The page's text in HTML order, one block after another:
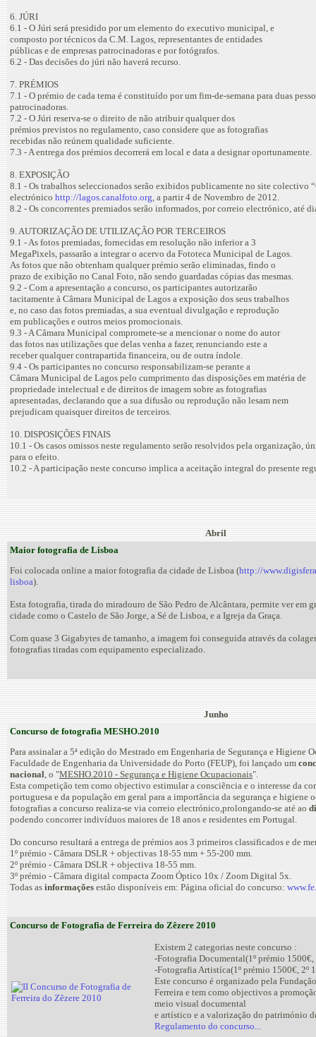
6. JÚRI
6.1 - O Júri será presidido por um elemento do executivo municipal, e
composto por técnicos da C.M. Lagos, representantes de entidades
públicas e de empresas patrocinadoras e por fotógrafos.
6.2 - Das decisões do júri não haverá recurso.
7. PRÉMIOS
7.1 - O prémio de cada tema é constituído por um fim-de-semana para duas
patrocinadoras.
7.2 - O Júri reserva-se o direito de não atribuir qualquer dos
prémios previstos no regulamento, caso considere que as fotografias
recebidas não reúnem qualidade suficiente.
7.3 - A entrega dos prémios decorrerá em local e data a designar oportunamente.
8. EXPOSIÇÃO
8.1 - Os trabalhos seleccionados serão exibidos publicamente no site colectivo
electrónico http://lagos.canalfoto.org, a partir 4 de Novembro de 2012.
8.2 - Os concorrentes premiados serão informados, por correio electrónico, até
9. AUTORIZAÇÃO DE UTILIZAÇÃO POR TERCEIROS
9.1 - As fotos premiadas, fornecidas em resolução não inferior a 3
MegaPixels, passarão a integrar o acervo da Fototeca Municipal de Lagos.
As fotos que não obtenham qualquer prémio serão eliminadas, findo o
prazo de exibição no Canal Foto, não sendo guardadas cópias das mesmas.
9.2 - Com a apresentação a concurso, os participantes autorizarão
tacitamente à Câmara Municipal de Lagos a exposição dos seus trabalhos
e, no caso das fotos premiadas, a sua eventual divulgação e reprodução
em publicações e outros meios promocionais.
9.3 - A Câmara Municipal compromete-se a mencionar o nome do autor
das fotos nas utilizações que delas venha a fazer, renunciando este a
receber qualquer contrapartida financeira, ou de outra índole.
9.4 - Os participantes no concurso responsabilizam-se perante a
Câmara Municipal de Lagos pelo cumprimento das disposições em matéria de
propriedade intelectual e de direitos de imagem sobre as fotografias
apresentadas, declarando que a sua difusão ou reprodução não lesam nem
prejudicam quaisquer direitos de terceiros.
10. DISPOSIÇÕES FINAIS
10.1 - Os casos omissos neste regulamento serão resolvidos pela organização,
para o efeito.
10.2 - A participação neste concurso implica a aceitação integral do presente
Abril
Maior fotografia de Lisboa
Foi colocada online a maior fotografia da cidade de Lisboa (http://
lisboa).
Esta fotografia, tirada do miradouro de São Pedro de Alcântara, permite ver em
cidade como o Castelo de São Jorge, a Sé de Lisboa, e a Igreja da Graça.
Com quase 3 Gigabytes de tamanho, a imagem foi conseguida através da
fotografias tiradas com equipamento especializado.
Junho
Concurso de fotografia MESHO.2010
Para assinalar a 5ª edição do Mestrado em Engenharia de Segurança e Higiene
Faculdade de Engenharia da Universidade do Porto (FEUP), foi lançado um
nacional, o "MESHO.2010 - Segurança e Higiene Ocupacionais".
Esta competição tem como objectivo estimular a consciência e o interesse da
portuguesa e da população em geral para a importância da segurança e higiene
fotografias a concurso realiza-se via correio electrónico,prolongando-se até ao
podendo concorrer indivíduos maiores de 18 anos e residentes em Portugal.
Do concurso resultará a entrega de prémios aos 3 primeiros classificados e de
1º prémio - Câmara DSLR + objectivas 18-55 mm + 55-200 mm.
2º prémio - Câmara DSLR + objectiva 18-55 mm.
3º prémio - Câmara digital compacta Zoom Óptico 10x / Zoom Digital 5x.
Todas as informações estão disponíveis em: Página oficial do concurso:
Concurso de Fotografia de Ferreira do Zêzere 2010
Existem 2 categorias neste concurso :
-Fotografia Documental(1º prémio 1500€,
-Fotografia Artistíca(1º prémio 1500€, 2º
Este concurso é organizado pela
Ferreira e tem como objectivos a
meio visual documental
e artístico e a valorização do património
Regulamento do concurso...